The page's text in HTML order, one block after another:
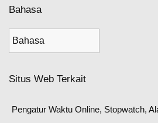
Bahasa
Situs Web Terkait
Pengatur Waktu Online, Stopwatch,